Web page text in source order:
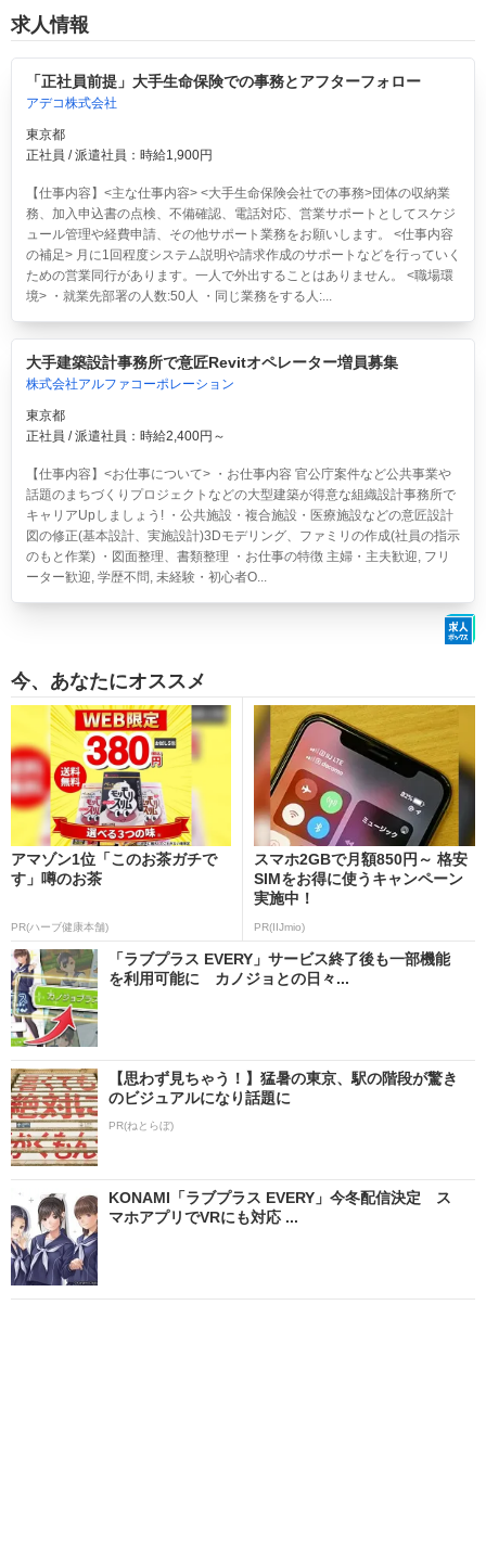
求人情報
「正社員前提」大手生命保険での事務とアフターフォロー
アデコ株式会社
東京都
正社員 / 派遣社員：時給1,900円
【仕事内容】<主な仕事内容> <大手生命保険会社での事務>団体の収納業
務、加入申込書の点検、不備確認、電話対応、営業サポートとしてスケジ
ュール管理や経費申請、その他サポート業務をお願いします。 <仕事内容
の補足> 月に1回程度システム説明や請求作成のサポートなどを行っていく
ための営業同行があります。一人で外出することはありません。 <職場環
境> ・就業先部署の人数:50人 ・同じ業務をする人:...
大手建築設計事務所で意匠Revitオペレーター増員募集
株式会社アルファコーポレーション
東京都
正社員 / 派遣社員：時給2,400円～
【仕事内容】<お仕事について> ・お仕事内容 官公庁案件など公共事業や
話題のまちづくりプロジェクトなどの大型建築が得意な組織設計事務所で
キャリアUpしましょう! ・公共施設・複合施設・医療施設などの意匠設計
図の修正(基本設計、実施設計)3Dモデリング、ファミリの作成(社員の指示
のもと作業) ・図面整理、書類整理 ・お仕事の特徴 主婦・主夫歓迎, フリ
ーター歓迎, 学歴不問, 未経験・初心者O...
今、あなたにオススメ
アマゾン1位「このお茶ガチで
す」噂のお茶
PR(ハーブ健康本舗)
スマホ2GBで月額850円～ 格安
SIMをお得に使うキャンペーン
実施中！
PR(IIJmio)
「ラブプラス EVERY」サービス終了後も一部機能
を利用可能に カノジョとの日々...
【思わず見ちゃう！】猛暑の東京、駅の階段が驚き
のビジュアルになり話題に
PR(ねとらぼ)
KONAMI「ラブプラス EVERY」今冬配信決定 ス
マホアプリでVRにも対応 ...